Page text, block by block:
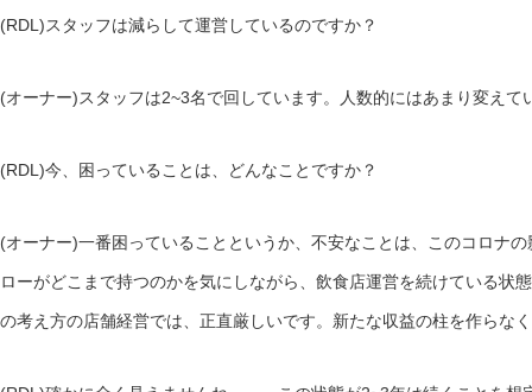
(RDL)スタッフは減らして運営しているのですか？
(オーナー)スタッフは2~3名で回しています。人数的にはあまり変えて
(RDL)今、困っていることは、どんなことですか？
(オーナー)一番困っていることというか、不安なことは、このコロナ
ローがどこまで持つのかを気にしながら、飲食店運営を続けている状
の考え方の店舗経営では、正直厳しいです。新たな収益の柱を作らな